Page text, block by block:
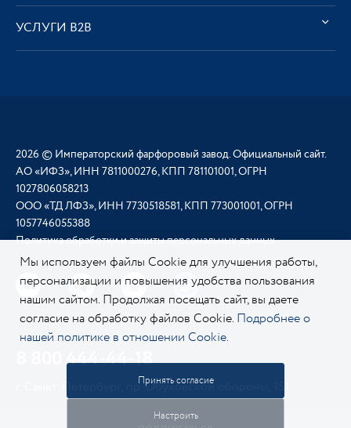
УСЛУГИ В2В
2026 © Императорский фарфоровый завод. Официальный сайт.
АО «ИФЗ», ИНН 7811000276, КПП 781101001, ОГРН
1027806058213
ООО «ТД ЛФЗ», ИНН 7730518581, КПП 773001001, ОГРН
1057746055388
Политика обработки и защиты персональных данных
8 800 444-44-18
г. Санкт-Петербург, пр. Обуховской обороны, 151
Мы используем файлы Cookie для улучшения работы,
персонализации и повышения удобства пользования
нашим сайтом. Продолжая посещать сайт, вы даете
согласие на обработку файлов Cookie. Подробнее о
нашей политике в отношении Cookie.
Принять согласие
Настроить